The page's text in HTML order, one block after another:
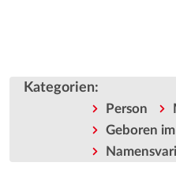
Kategorien:
Person
Geboren